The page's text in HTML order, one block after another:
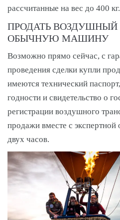
рассчитанные на вес до 400 кг.
ПРОДАТЬ
ОБЫЧНУЮ МАШИНУ
Возможно прямо сейчас, с
проведения сделки купли
имеются технический
годности и свидетельство о
регистрации воздушного
продажи вместе с экспертной
двух часов.